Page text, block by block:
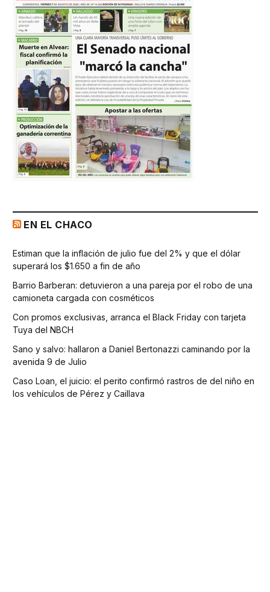
EN EL CHACO
Estiman que la inflación de julio fue del 2% y que el dólar
superará los $1.650 a fin de año
Barrio Barberan: detuvieron a una pareja por el robo de una
camioneta cargada con cosméticos
Con promos exclusivas, arranca el Black Friday con tarjeta
Tuya del NBCH
Sano y salvo: hallaron a Daniel Bertonazzi caminando por la
avenida 9 de Julio
Caso Loan, el juicio: el perito confirmó rastros de del niño en
los vehículos de Pérez y Caillava